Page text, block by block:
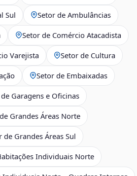
Sul Setor de Ambulâncias
Setor de Comércio Atacadista
Varejista Setor de Cultura
Setor de Embaixadas
Garagens e Oficinas
Grandes Áreas Norte
de Grandes Áreas Sul
Individuais Norte